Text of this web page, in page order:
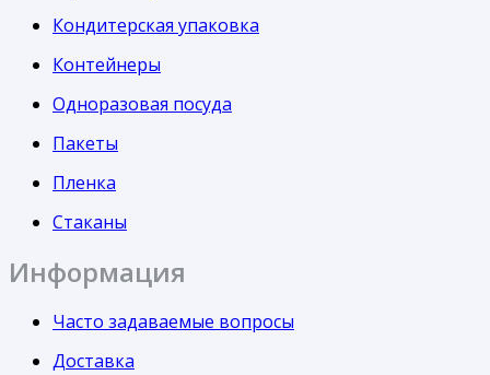
Кондитерская упаковка
Контейнеры
Одноразовая посуда
Пакеты
Пленка
Стаканы
Информация
Часто задаваемые вопросы
Доставка